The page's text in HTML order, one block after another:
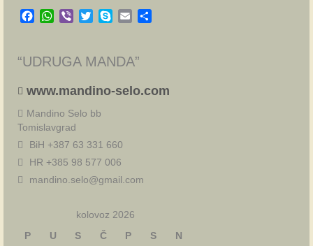
Facebook
WhatsApp
Viber TwitterSkypeEmail
“UDRUGA MANDA”
www.mandino-selo.com
Mandino Selo bb
Tomislavgrad
BiH +387 63 331 660
HR +385 98 577 006
mandino.selo@gmail.com
kolovoz 2026
P
U S Č P S N